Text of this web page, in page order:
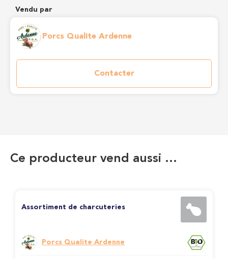
Vendu par
Porcs Qualite Ardenne
Contacter
Ce producteur vend aussi …
Assortiment de charcuteries
Porcs Qualite Ardenne